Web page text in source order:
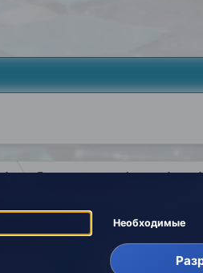
Документальные фильмы (архив)
Необходимые